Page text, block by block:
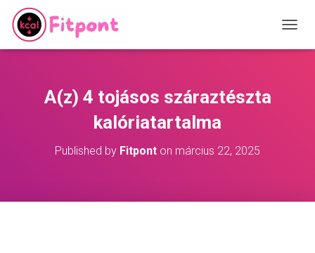
O
A(z) 4 tojásos száraztészta
kalóriatartalma
Published by Fitpont on március 22, 2025